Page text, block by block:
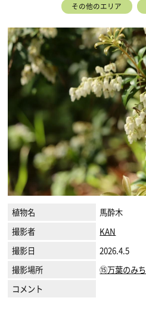
その他のエリア
植物名
馬酔木
撮影者
KAN
撮影日
2026.4.5
撮影場所
⑮万葉のみち
コメント